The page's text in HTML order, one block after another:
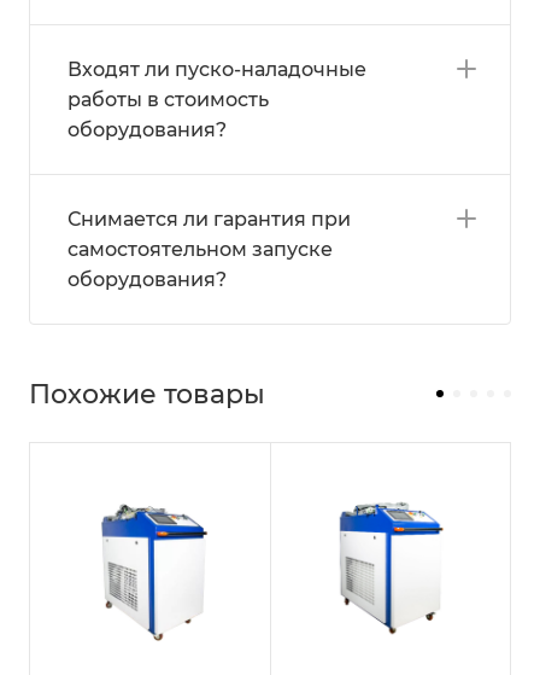
Входят ли пуско-наладочные
работы в стоимость
оборудования?
Снимается ли гарантия при
самостоятельном запуске
оборудования?
Похожие товары